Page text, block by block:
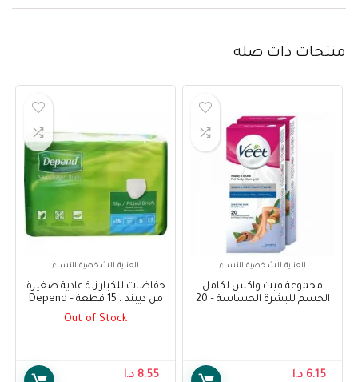
منتجات ذات صله
العناية الشخصية للنساء
مجموعة فيت واكس لكامل
الجسم للبشرة الحساسة – 20
6.15 د.ا
العناية الشخصية للنساء
حفاضات للكبار زلة عادية صغيرة
من ديبند ، 15 قطعة – Depend
Adult Diapers Slip Normal
Out of Stock
8.55 د.ا